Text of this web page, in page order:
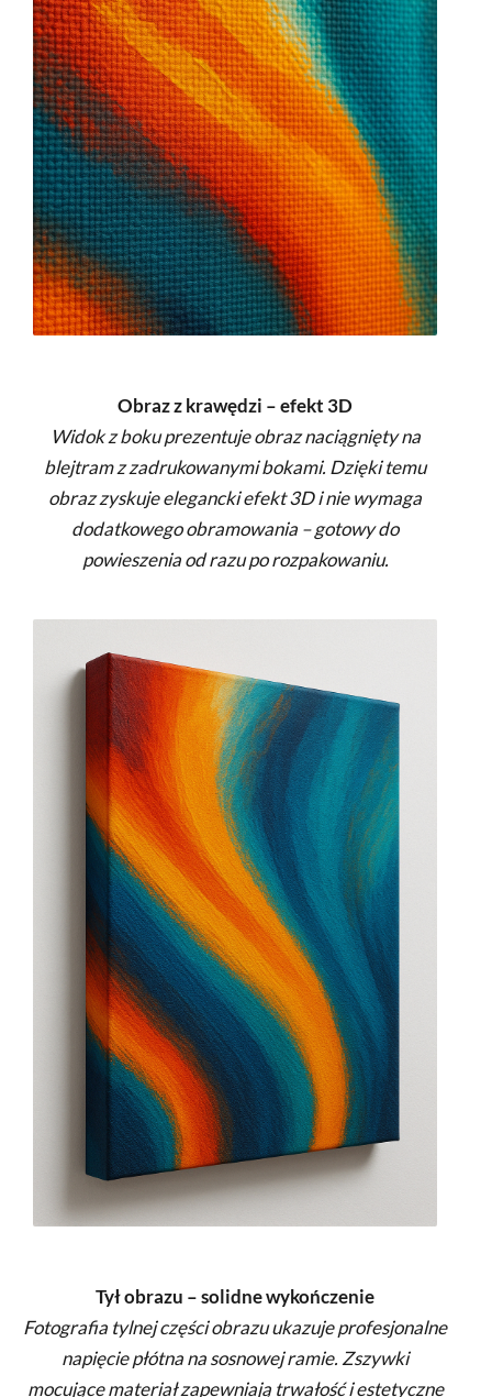
Obraz z krawędzi – efekt 3D
Widok z boku prezentuje obraz naciągnięty na
blejtram z zadrukowanymi bokami. Dzięki temu
obraz zyskuje elegancki efekt 3D i nie wymaga
dodatkowego obramowania – gotowy do
powieszenia od razu po rozpakowaniu.
Tył obrazu – solidne wykończenie
Fotografia tylnej części obrazu ukazuje profesjonalne
napięcie płótna na sosnowej ramie. Zszywki
mocujące materiał zapewniają trwałość i estetyczne